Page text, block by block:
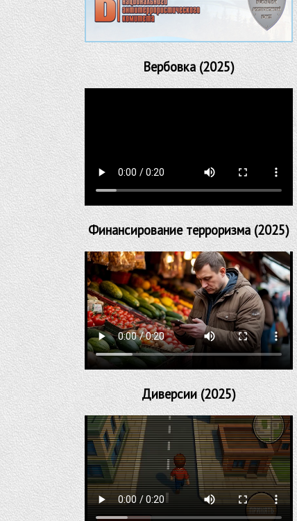
Вербовка (2025)
Финансирование терроризма (2025)
Диверсии (2025)